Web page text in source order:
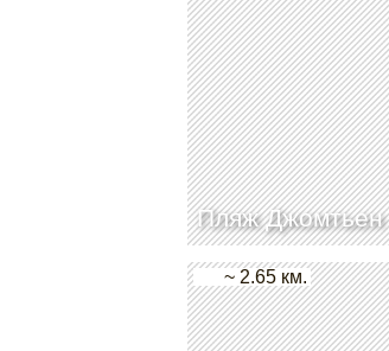
Пляж Джомтьен
~ 2.65 км.